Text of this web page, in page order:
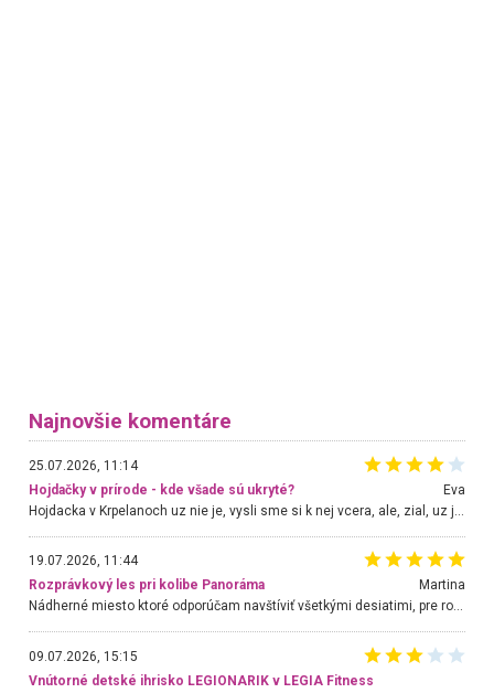
Najnovšie komentáre
25.07.2026, 11:14
Hojdačky v prírode - kde všade sú ukryté?
Eva
19.07.2026, 11:44
Rozprávkový les pri kolibe Panoráma
Martina
Nádherné miesto ktoré odporúčam navštíviť všetkými desiatimi, pre rodiny s deťmi, dôchodcom... Proste a jednoducho ozaj rozprávkový les.. určite ešte prídeme. Odniesli sme si na pamiatku krásne tričká,
09.07.2026, 15:15
Vnútorné detské ihrisko LEGIONARIK v LEGIA Fitness